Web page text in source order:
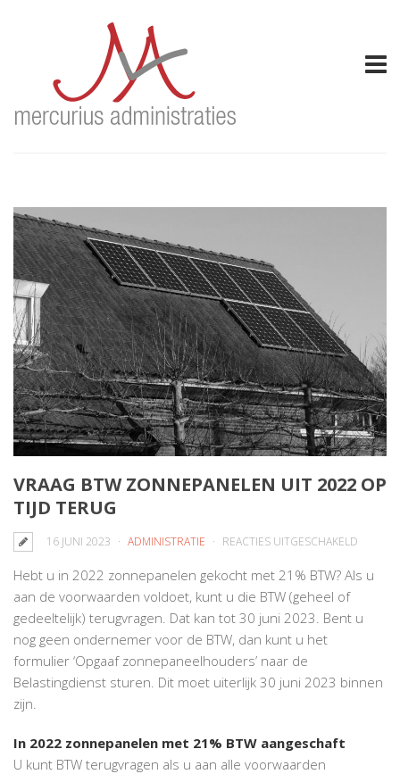
VRAAG BTW ZONNEPANELEN UIT 2022 OP
TIJD TERUG
16 JUNI 2023 ADMINISTRATIE REACTIES UITGESCHAKELD
BTW
UIT
TIJD
Hebt u in 2022 zonnepanelen gekocht met 21% BTW? Als u
aan de voorwaarden voldoet, kunt u die BTW (geheel of
gedeeltelijk) terugvragen. Dat kan tot 30 juni 2023. Bent u
nog geen ondernemer voor de BTW, dan kunt u het
formulier ‘Opgaaf zonnepaneelhouders’ naar de
Belastingdienst sturen. Dit moet uiterlijk 30 juni 2023 binnen
zijn.
In 2022 zonnepanelen met 21% BTW aangeschaft
U kunt BTW terugvragen als u aan alle voorwaarden